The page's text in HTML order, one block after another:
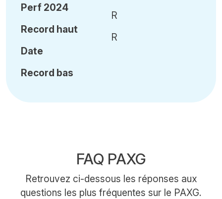
Perf 2024
Record haut
Date
Record bas
R
R
FAQ PAXG
Retrouvez ci-dessous les réponses aux
questions les plus fréquentes sur le PAXG.